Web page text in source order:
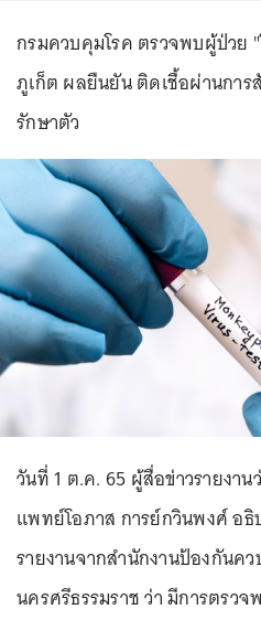
กรมควบคุมโรค ตรวจพบผู้ป่วย
ภูเก็ต ผลยืนยัน ติดเชื้อผ่านการ
รักษาตัว
วันที่ 1 ต.ค. 65 ผู้สื่อข่าวรายงา
แพทย์โอภาส การย์กวินพงศ์ อ
รายงานจากสำนักงานป้องกันคว
นครศรีธรรมราช ว่า มีการตรว